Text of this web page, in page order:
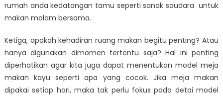
rumah anda kedatangan tamu seperti sanak saudara untuk
makan malam bersama.
Ketiga, apakah kehadiran ruang makan begitu penting? Atau
hanya digunakan dimomen tertentu saja? Hal ini penting
diperhatikan agar kita juga dapat menentukan model meja
makan kayu seperti apa yang cocok. Jika meja makan
dipakai setiap hari, maka tak perlu fokus pada detai model